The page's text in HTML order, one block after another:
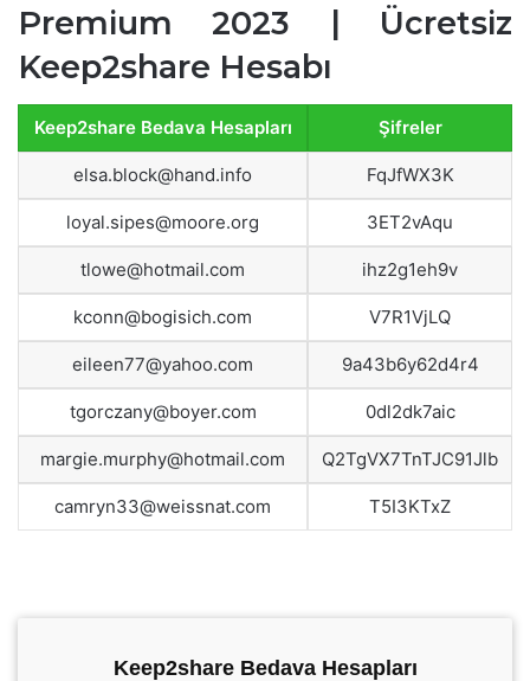
Premium 2023 | Ücretsiz
Keep2share Hesabı
Keep2share Bedava Hesapları Şifreler
elsa.block@hand.info FqJfWX3K
loyal.sipes@moore.org 3ET2vAqu
tlowe@hotmail.com ihz2g1eh9v
kconn@bogisich.com V7R1VjLQ
eileen77@yahoo.com 9a43b6y62d4r4
tgorczany@boyer.com 0dl2dk7aic
margie.murphy@hotmail.com Q2TgVX7TnTJC91Jlb
camryn33@weissnat.com T5I3KTxZ
Keep2share Bedava Hesapları